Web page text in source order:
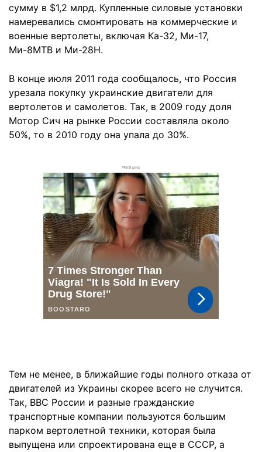
сумму в $1,2 млрд. Купленные силовые установки
намеревались смонтировать на коммерческие и
военные вертолеты, включая Ка-32, Ми-17,
Ми-8МТВ и Ми-28Н.
В конце июля 2011 года сообщалось, что Россия
урезала покупку украинские двигатели для
вертолетов и самолетов. Так, в 2009 году доля
Мотор Сич на рынке России составляла около
50%, то в 2010 году она упала до 30%.
РЕКЛАМА
Тем не менее, в ближайшие годы полного отказа от
двигателей из Украины скорее всего не случится.
Так, ВВС России и разные гражданские
транспортные компании пользуются большим
парком вертолетной техники, которая была
выпущена или спроектирована еще в СССР, а